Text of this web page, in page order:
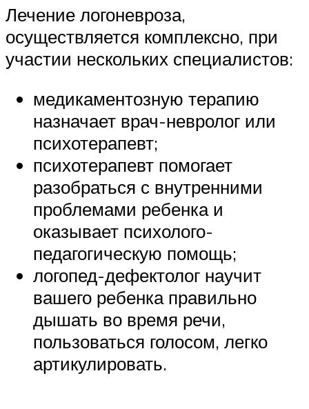
Лечение логоневроза,
осуществляется комплексно, при
участии нескольких специалистов:
медикаментозную терапию
назначает врач-невролог или
психотерапевт;
психотерапевт помогает
разобраться с внутренними
проблемами ребенка и
оказывает психолого-
педагогическую помощь;
логопед-дефектолог научит
вашего ребенка правильно
дышать во время речи,
пользоваться голосом, легко
артикулировать.